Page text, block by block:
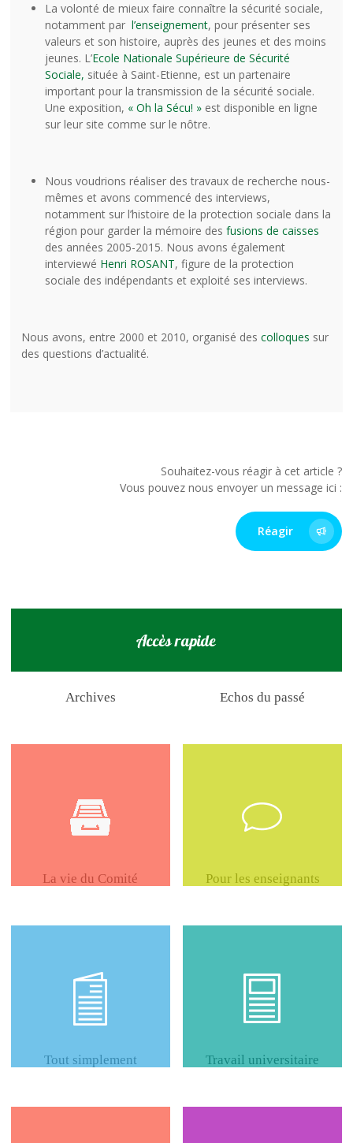
La volonté de mieux faire connaître la sécurité sociale,
notamment par l’enseignement, pour présenter ses
valeurs et son histoire, auprès des jeunes et des moins
jeunes. L’Ecole Nationale Supérieure de Sécurité
Sociale, située à Saint-Etienne, est un partenaire
important pour la transmission de la sécurité sociale.
Une exposition, « Oh la Sécu! »est disponible en ligne
sur leur site comme sur le nôtre.
Nous voudrions réaliser des travaux de recherche nous-
mêmes et avons commencé des interviews,
notamment sur l’histoire de la protection sociale dans la
région pour garder la mémoire des fusions de caisses
des années 2005-2015. Nous avons également
interviewé Henri ROSANT, figure de la protection
sociale des indépendants et exploité ses interviews.
Nous avons, entre 2000 et 2010, organisé des colloques sur
des questions d’actualité.
Souhaitez-vous réagir à cet article ?
Vous pouvez nous envoyer un message ici :
Réagir
Accès rapide
Archives Echos du passé
La vie du Comité Pour les enseignants
Tout simplement Travail universitaire